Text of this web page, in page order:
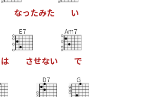
なったみた い
は
E7
させない
Am7
で
D7 G